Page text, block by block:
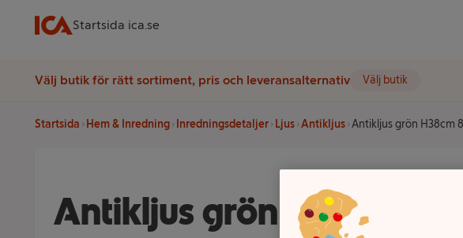
Startsida ica.se
Välj butik för rätt sortiment, pris och leveransalternativ Välj butik
Startsida Hem & Inredning Inredningsdetaljer Ljus Antikljus Antikljus grön H38cm
Antikljus grön H38cm 8p